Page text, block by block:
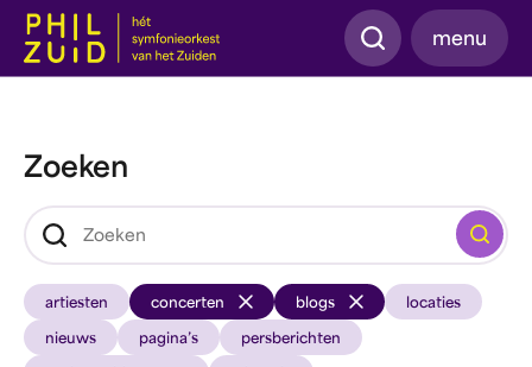
Zoeken
menu
Zoeken
Zoeken
artiesten concerten blogs locaties
nieuws pagina’s persberichten